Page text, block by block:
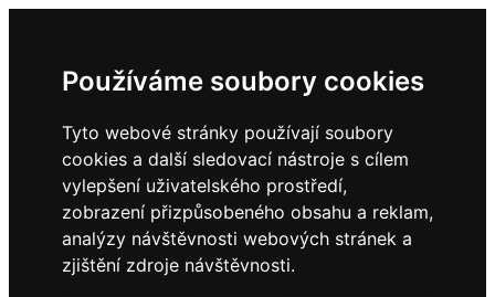
Používáme soubory cookies
Tyto webové stránky používají soubory
cookies a další sledovací nástroje s cílem
vylepšení uživatelského prostředí,
zobrazení přizpůsobeného obsahu a reklam,
analýzy návštěvnosti webových stránek a
zjištění zdroje návštěvnosti.